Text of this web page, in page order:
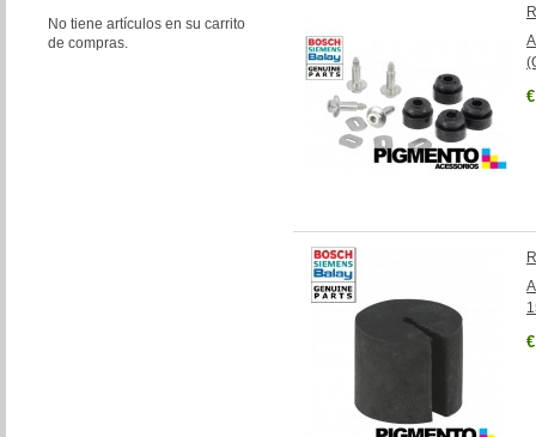
No tiene artículos en su carrito
de compras.